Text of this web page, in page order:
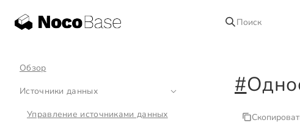
Поиск
Обзор
Источники данных
Управление источниками данных
#